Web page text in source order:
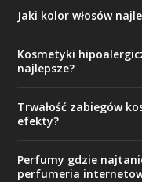
Jaki kolor włosów
Kosmetyki
najlepsze?
Trwałość zabiegów
efekty?
Perfumy gdzie
perfumeria